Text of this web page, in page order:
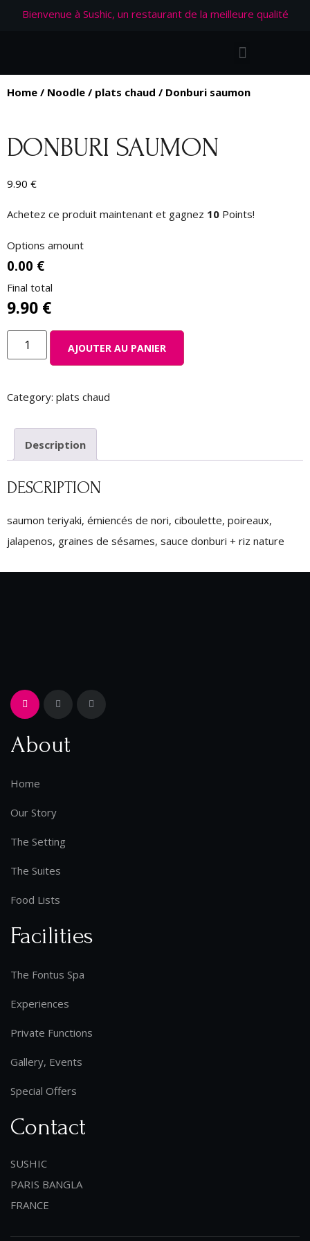
Bienvenue à Sushic, un restaurant de la meilleure qualité
Home / Noodle / plats chaud / Donburi saumon
DONBURI SAUMON
9.90 €
Achetez ce produit maintenant et gagnez 10 Points!
Options amount
0.00 €
Final total
9.90 €
AJOUTER AU PANIER
Category: plats chaud
Description
DESCRIPTION
saumon teriyaki, émiencés de nori, ciboulette, poireaux,
jalapenos, graines de sésames, sauce donburi + riz nature
About
Home
Our Story
The Setting
The Suites
Food Lists
Facilities
The Fontus Spa
Experiences
Private Functions
Gallery, Events
Special Offers
Contact
SUSHIC
PARIS BANGLA
FRANCE